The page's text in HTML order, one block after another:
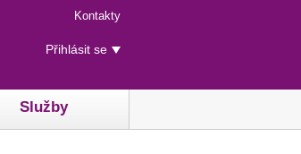
Menu
rychlého
přístupu
Kontakty
Uživatelské
menu
Přihlásit se
Služby